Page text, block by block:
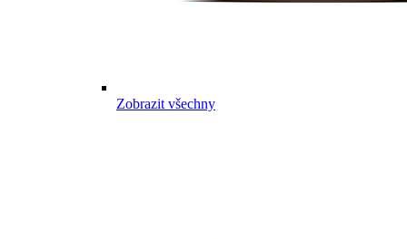
Zobrazit všechny